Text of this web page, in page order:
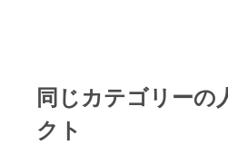
同じカテゴリーの
クト